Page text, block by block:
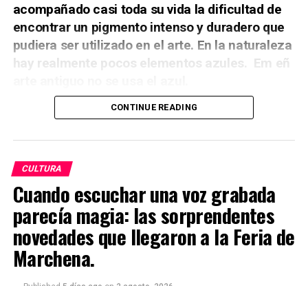
acompañado casi toda su vida la dificultad de
encontrar un pigmento intenso y duradero que
pudiera ser utilizado en el arte. En la naturaleza
hay realmente pocos elementos azules. Em eñ
El antiguo Egipto es una de las primeras
CONTINUE READING
CULTURA
Cuando escuchar una voz grabada
parecía magia: las sorprendentes
novedades que llegaron a la Feria de
Marchena.